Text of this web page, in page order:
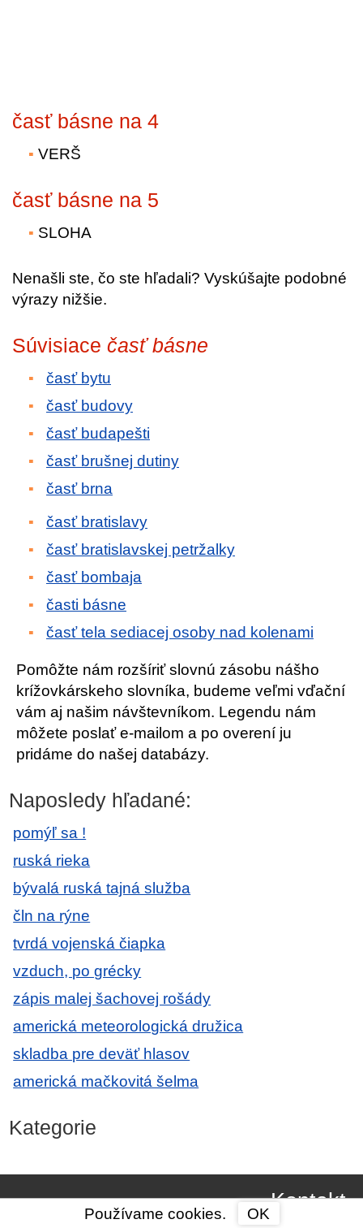
časť básne na 4
VERŠ
časť básne na 5
SLOHA
Nenašli ste, čo ste hľadali? Vyskúšajte podobné
výrazy nižšie.
Súvisiace časť básne
časť bytu
časť budovy
časť budapešti
časť brušnej dutiny
časť brna
časť bratislavy
časť bratislavskej petržalky
časť bombaja
časti básne
časť tela sediacej osoby nad kolenami
Pomôžte nám rozšíriť slovnú zásobu nášho
krížovkárskeho slovníka, budeme veľmi vďační
vám aj našim návštevníkom. Legendu nám
môžete poslať e-mailom a po overení ju
pridáme do našej databázy.
Naposledy hľadané:
pomýľ sa !
ruská rieka
bývalá ruská tajná služba
čln na rýne
tvrdá vojenská čiapka
vzduch, po grécky
zápis malej šachovej rošády
americká meteorologická družica
skladba pre deväť hlasov
americká mačkovitá šelma
Kategorie
Kontakt
Používame cookies. OK